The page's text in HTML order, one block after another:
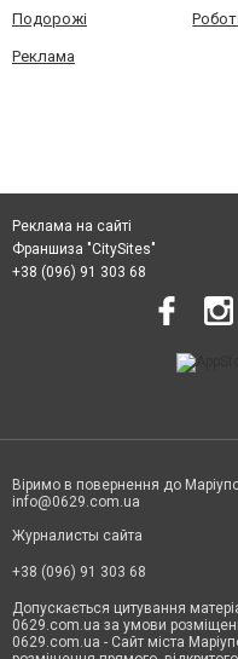
Подорожі
Реклама
Реклама на сайті
Франшиза "CitySites"
+38 (096) 91 303 68
Віримо в повернення до
info@0629.com.ua
Журналисты сайта
+38 (096) 91 303 68
Допускається цитування
0629.com.ua за умови
0629.com.ua - Сайт міста